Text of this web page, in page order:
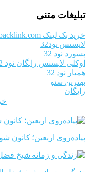
تبلیغات متنی
خرید بک لینک behtarinbacklink.com
لایسنس نود32
پسورد نود 32
اوکلی لایسنس رایگان نود 32
همیار نود 32
بهترین سئو
رایگان
پیاده‌روی اربعین؛ کانون